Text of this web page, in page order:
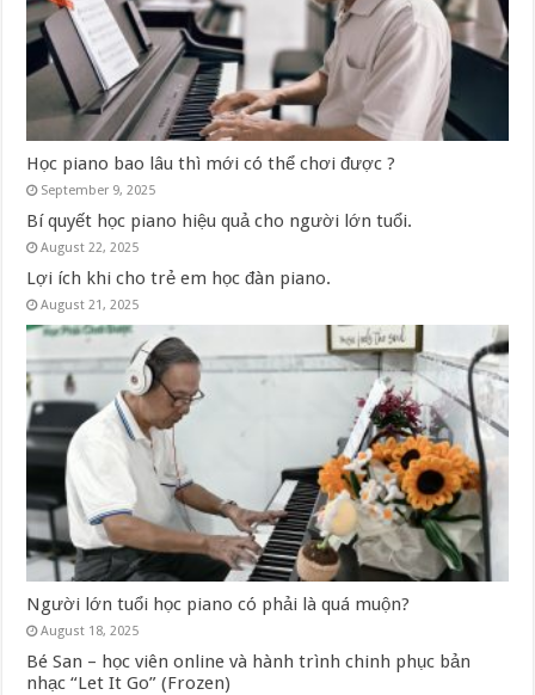
Học piano bao lâu thì mới có thể chơi được ?
September 9, 2025
Bí quyết học piano hiệu quả cho người lớn tuổi.
August 22, 2025
Lợi ích khi cho trẻ em học đàn piano.
August 21, 2025
Người lớn tuổi học piano có phải là quá muộn?
August 18, 2025
Bé San – học viên online và hành trình chinh phục bản
nhạc “Let It Go” (Frozen)